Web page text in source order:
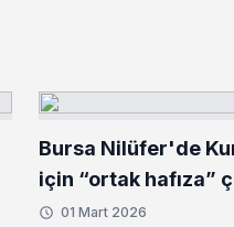
Bursa Nilüfer'de
için “ortak hafıza”
01 Mart 2026